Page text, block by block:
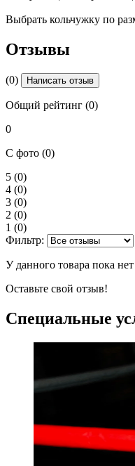
Выбрать кольчужку по
Отзывы
(0) Написать отзыв
Общий рейтинг (0)
0
С фото (0)
5 (0)
4 (0)
3 (0)
2 (0)
1 (0)
Фильтр:
У данного товара пока
Оставьте свой отзыв!
Специальные